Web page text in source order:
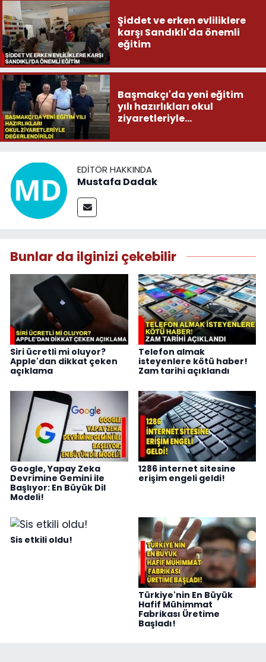
Şiddet ve erken evliliklere
karşı Sandıklı'da önemli
eğitim
Başmakçı'da yeni eğitim
yılı hazırlıkları okul
ziyaretleriyle
EDITÖR HAKKINDA
Mustafa Dadak
Bunlar da ilginizi çekebilir
Siri ücretli mi oluyor?
Apple'dan dikkat çeken
açıklama
Telefon almak
isteyenlere kötü haber!
Zam tarihi açıklandı
Google, Yapay Zeka
Devrimine Gemini ile
Başlıyor: En Büyük Dil
Modeli!
1286 internet sitesine
erişim engeli geldi!
Sis etkili oldu!
Türkiye'nin En Büyük
Hafif Mühimmat
Fabrikası Üretime
Başladı!